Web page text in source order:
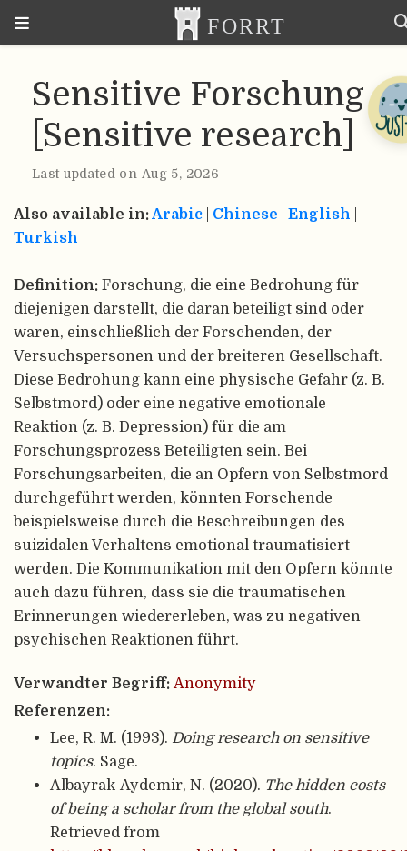
Sensitive Forschung
[Sensitive research]
Last updated on Aug 5, 2026
Also available in:Arabic Chinese English
Turkish
Definition: Forschung, die eine Bedrohung für
diejenigen darstellt, die daran beteiligt sind oder
waren, einschließlich der Forschenden, der
Versuchspersonen und der breiteren Gesellschaft.
Diese Bedrohung kann eine physische Gefahr (z. B.
Selbstmord) oder eine negative emotionale
Reaktion (z. B. Depression) für die am
Forschungsprozess Beteiligten sein. Bei
Forschungsarbeiten, die an Opfern von Selbstmord
durchgeführt werden, könnten Forschende
beispielsweise durch die Beschreibungen des
suizidalen Verhaltens emotional traumatisiert
werden. Die Kommunikation mit den Opfern könnte
auch dazu führen, dass sie die traumatischen
Erinnerungen wiedererleben, was zu negativen
psychischen Reaktionen führt.
Verwandter Begriff: Anonymity
Referenzen:
Lee, R. M. (1993). Doing research on sensitive
topics. Sage.
Albayrak-Aydemir, N. (2020). The hidden costs
of being a scholar from the global south.
Retrieved from